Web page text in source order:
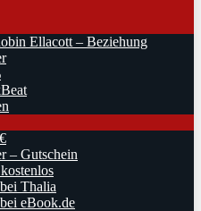
Ellacott – Beziehung
– Gutschein
Thalia
eBook.de